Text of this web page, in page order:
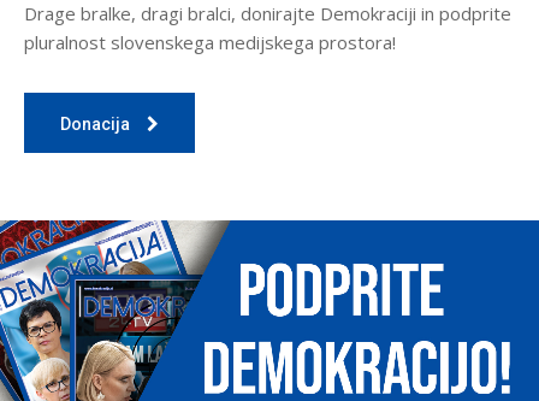
Drage bralke, dragi bralci, donirajte Demokraciji in podprite
pluralnost slovenskega medijskega prostora!
Donacija